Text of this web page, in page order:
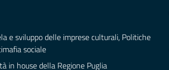
e sviluppo delle imprese culturali, Politiche
sociale
in house della Regione Puglia